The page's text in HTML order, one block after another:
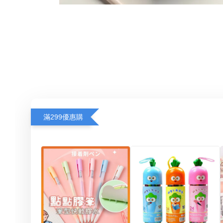
滿299優惠購